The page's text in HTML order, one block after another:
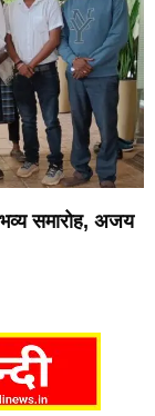
समारोह, अजय